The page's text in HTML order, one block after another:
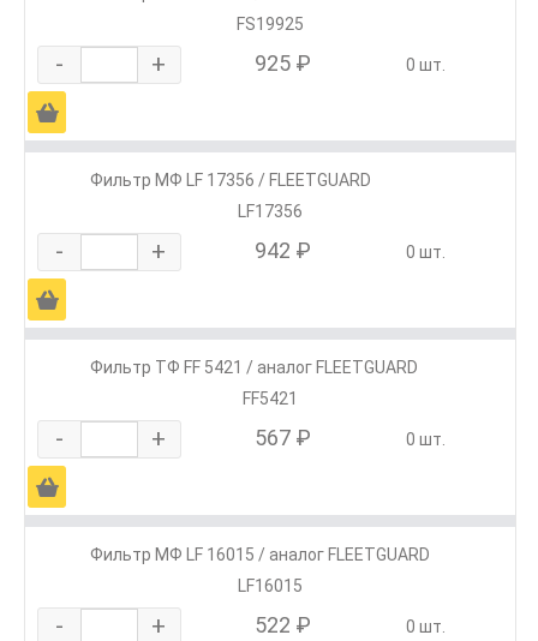
FS19925
- + 925 ₽ 0 шт.
Ä
Фильтр МФ LF 17356 / FLEETGUARD
LF17356
- + 942 ₽ 0 шт.
Ä
Фильтр ТФ FF 5421 / аналог FLEETGUARD
FF5421
- + 567 ₽ 0 шт.
Ä
Фильтр МФ LF 16015 / аналог FLEETGUARD
LF16015
- + 522 ₽ 0 шт.